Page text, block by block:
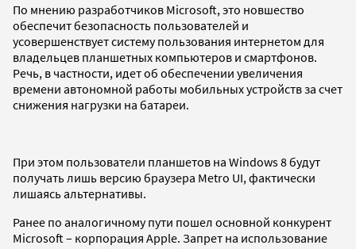
По мнению разработчиков Microsoft, это новшество
обеспечит безопасность пользователей и
усовершенствует систему пользования интернетом для
владельцев планшетных компьютеров и смартфонов.
Речь, в частности, идет об обеспечении увеличения
времени автономной работы мобильных устройств за счет
снижения нагрузки на батареи.
При этом пользователи планшетов на Windows 8 будут
получать лишь версию браузера Metro UI, фактически
лишаясь альтернативы.
Ранее по аналогичному пути пошел основной конкурент
Microsoft – корпорация Apple. Запрет на использование